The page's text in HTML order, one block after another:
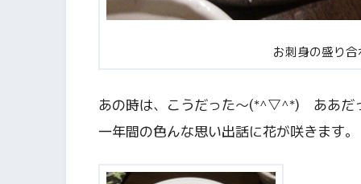
お刺身の盛り
あの時は、こうだった～(*^▽^*) ああだ
一年間の色んな思い出話に花が咲きます。